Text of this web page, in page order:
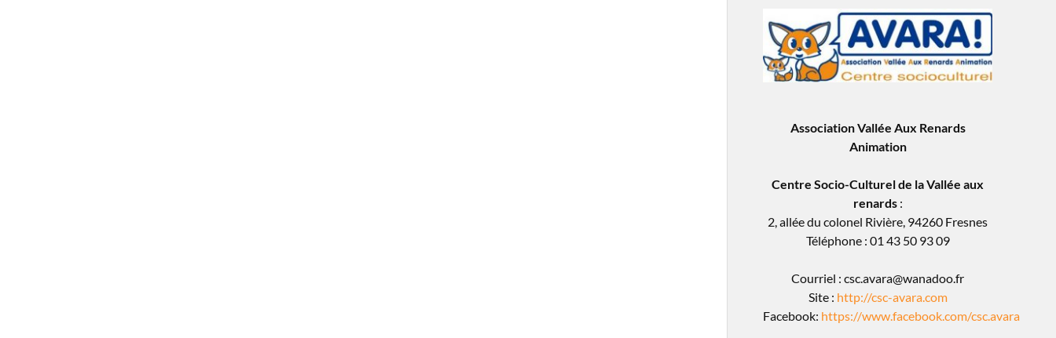
Association Vallée Aux Renards
Animation
Centre Socio-Culturel de la Vallée aux
renards:
2, allée du colonel Rivière, 94260 Fresnes
Téléphone : 01 43 50 93 09
Courriel : csc.avara@wanadoo.fr
Site : http://csc-avara.com
Facebook: https://www.facebook.com/csc.avara